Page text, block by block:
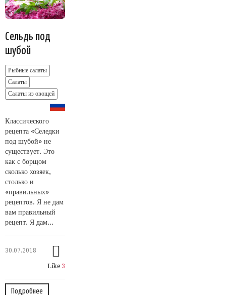
Сельдь под
шубой
Рыбные салаты
Салаты
Салаты из овощей
Классического
рецепта «Селедки
под шубой» не
существует. Это
как с борщом
сколько хозяек,
столько и
«правильных»
рецептов. Я не дам
вам правильный
рецепт. Я дам...
30.07.2018
Like 3
Подробнее